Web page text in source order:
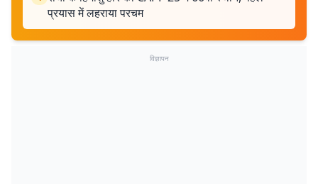
प्रयास में लहराया परचम
विज्ञापन